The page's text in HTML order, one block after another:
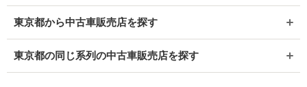
東京都から中古車販売店を探す
東京都の同じ系列の中古車販売店を探す